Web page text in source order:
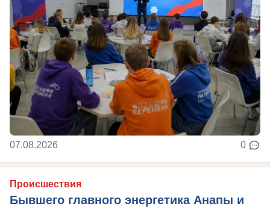
07.08.2026 0
Происшествия
Бывшего главного энергетика Анапы и